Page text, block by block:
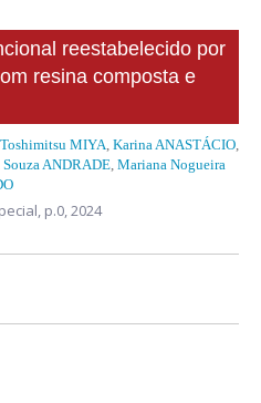
reestabelecido por
resina composta e
MIYA, Karina ANASTÁCIO,
Souza ANDRADE, Mariana Nogueira
p.0, 2024